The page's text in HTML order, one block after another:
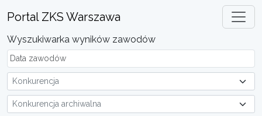
Portal ZKS Warszawa
Wyszukiwarka wyników zawodów
Konkurencja
Konkurencja archiwalna